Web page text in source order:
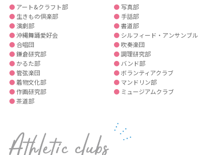
●アート&クラフト部
●生きもの倶楽部
●演劇部
●沖縄舞踊愛好会
●合唱団
●鎌倉研究部
●かるた部
●管弦楽団
●着物文化部
●作画研究部
●茶道部
● 写真部
● 手話部
●書道部
● シルフィード・アンサンブル
●吹奏楽団
●調理研究部
● バンド部
●ボランティアクラブ
● マンドリン部
● ミュージアムクラブ